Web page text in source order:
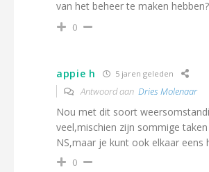
van het beheer te maken hebben?
0
appie h 5 jaren geleden
Antwoord aan Dries Molenaar
Nou met dit soort
veel,mischien zijn sommige
NS,maar je kunt ook elkaar eens
0